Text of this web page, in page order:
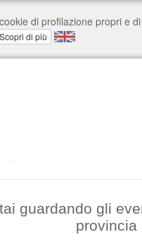
guardando gli
provincia